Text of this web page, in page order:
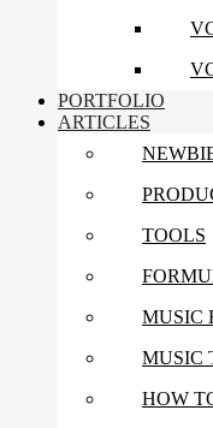
PORTFOLIO
ARTICLES
TOOLS
MUSIC
MUSIC
HOW